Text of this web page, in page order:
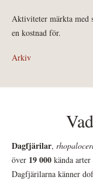
Aktiviteter märkta med
en kostnad för.
Arkiv
Dagfjärilar,
över 19 000 kända
Dagfjärilarna känner